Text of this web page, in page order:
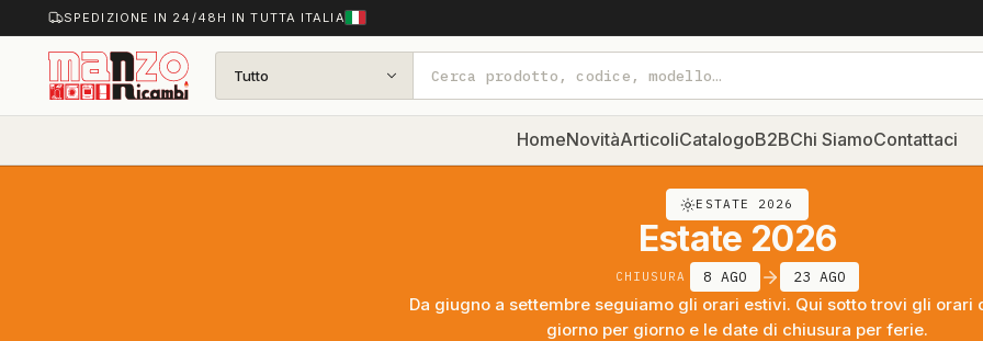
SPEDIZIONE IN 24/48H IN TUTTA ITALIA
Tutto
HomeNovitàArticoliCatalogoB2BChi SiamoContattaci
ESTATE 2026
Estate 2026
CHIUSURA 8 AGO 23 AGO
Da giugno a settembre seguiamo gli orari estivi. Qui sotto trovi gli orari
giorno per giorno e le date di chiusura per ferie.